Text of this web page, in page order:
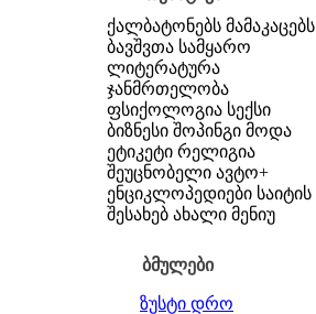
ქალბატონებს მამაკაცებს
ბავშვთა სამყარო
ლიტერატურა
ჯანმრთელობა
ფსიქოლოგია სექსი
ბიზნესი შოპინგი მოდა
ეტიკეტი რელიგია
შეუცნობელი ავტო+
ენციკლოპედიები საიტის
შესახებ ახალი მენიუ
ბმულები
ზუსტი დრო